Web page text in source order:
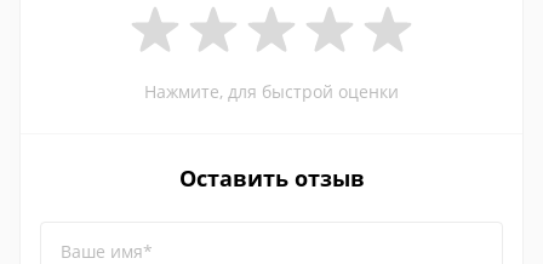
Нажмите, для быстрой оценки
Оставить отзыв
Ваше имя*